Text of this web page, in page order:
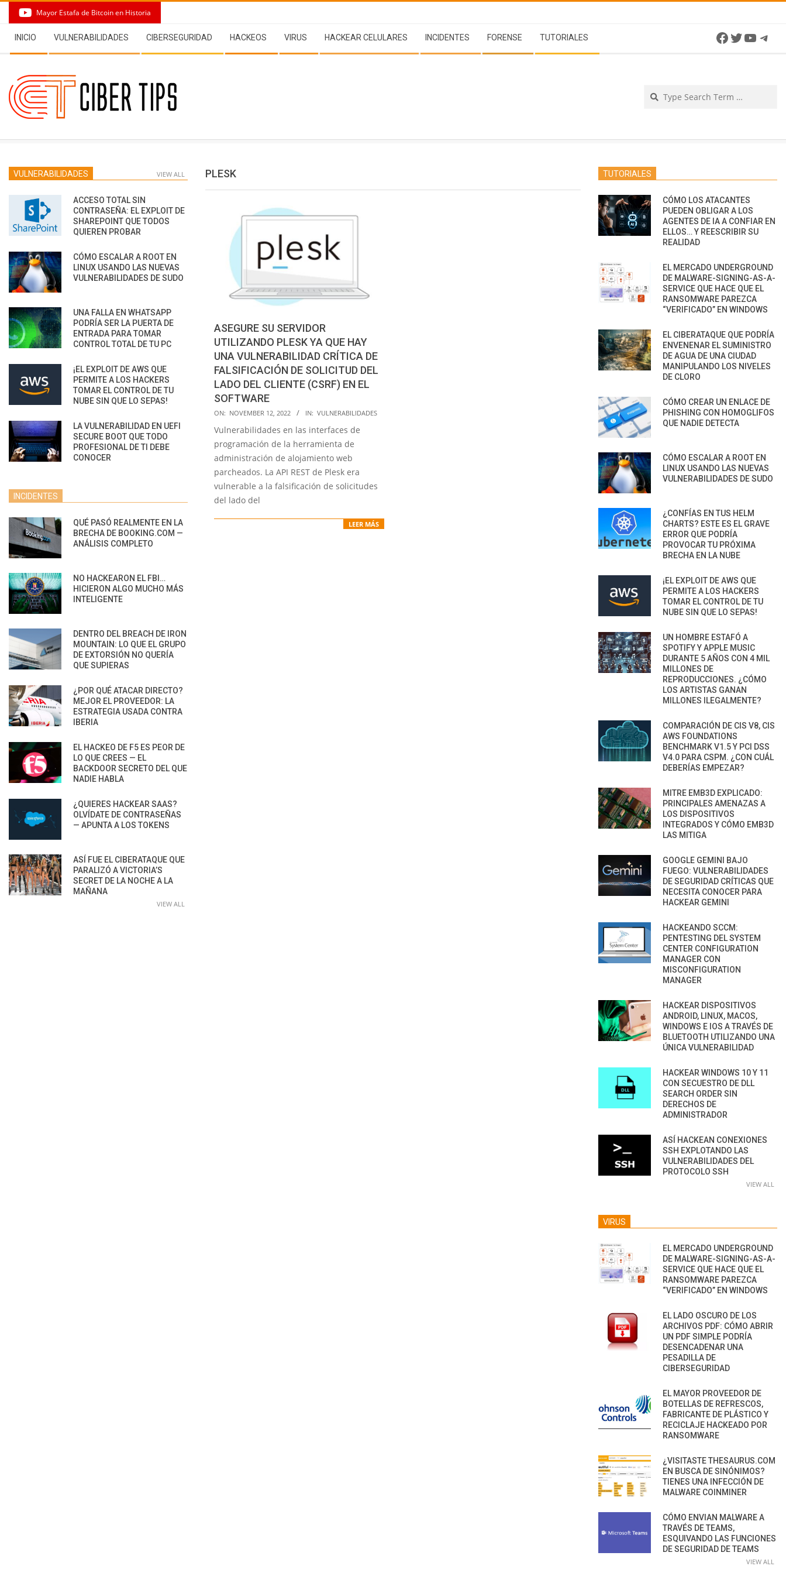
content
Mayor Estafa de Bitcoin en Historia
Navigation
Menu
INICIO VULNERABILIDADES CIBERSEGURIDAD HACKEOS VIRUS HACKEAR CELULARES INCIDENTES FORENSE TUTORIALES Facebook
Twitter
PLESK
ASEGURE SU SERVIDOR
UTILIZANDO PLESK YA QUE HAY
UNA VULNERABILIDAD CRÍTICA DE
FALSIFICACIÓN DE SOLICITUD DEL
LADO DEL CLIENTE (CSRF) EN EL
SOFTWARE
2022-
11-
ON: NOVEMBER 12, 2022 IN: VULNERABILIDADES
Vulnerabilidades en las interfaces de
programación de la herramienta de
administración de alojamiento web
parcheados. La API REST de Plesk era
vulnerable a la falsificación de solicitudes
del lado del
LEER MÁS
VULNERABILIDADES VIEW ALL
ACCESO TOTAL SIN
CONTRASEÑA: EL EXPLOIT DE
SHAREPOINT QUE TODOS
QUIEREN PROBAR
CÓMO ESCALAR A ROOT EN
LINUX USANDO LAS NUEVAS
VULNERABILIDADES DE SUDO
UNA FALLA EN WHATSAPP
PODRÍA SER LA PUERTA DE
ENTRADA PARA TOMAR
CONTROL TOTAL DE TU PC
¡EL EXPLOIT DE AWS QUE
PERMITE A LOS HACKERS
TOMAR EL CONTROL DE TU
NUBE SIN QUE LO SEPAS!
LA VULNERABILIDAD EN UEFI
SECURE BOOT QUE TODO
PROFESIONAL DE TI DEBE
CONOCER
INCIDENTES
QUÉ PASÓ REALMENTE EN LA
BRECHA DE BOOKING.COM —
ANÁLISIS COMPLETO
NO HACKEARON EL FBI…
HICIERON ALGO MUCHO MÁS
INTELIGENTE
DENTRO DEL BREACH DE IRON
MOUNTAIN: LO QUE EL GRUPO
DE EXTORSIÓN NO QUERÍA
QUE SUPIERAS
¿POR QUÉ ATACAR DIRECTO?
MEJOR EL PROVEEDOR: LA
ESTRATEGIA USADA CONTRA
IBERIA
EL HACKEO DE F5 ES PEOR DE
LO QUE CREES — EL
BACKDOOR SECRETO DEL QUE
NADIE HABLA
¿QUIERES HACKEAR SAAS?
OLVÍDATE DE CONTRASEÑAS
— APUNTA A LOS TOKENS
ASÍ FUE EL CIBERATAQUE QUE
PARALIZÓ A VICTORIA’S
SECRET DE LA NOCHE A LA
MAÑANA
VIEW ALL
TUTORIALES
CÓMO LOS ATACANTES
PUEDEN OBLIGAR A LOS
AGENTES DE IA A CONFIAR EN
ELLOS… Y REESCRIBIR SU
REALIDAD
EL MERCADO UNDERGROUND
DE MALWARE-SIGNING-AS-A-
SERVICE QUE HACE QUE EL
RANSOMWARE PAREZCA
“VERIFICADO” EN WINDOWS
EL CIBERATAQUE QUE PODRÍA
ENVENENAR EL SUMINISTRO
DE AGUA DE UNA CIUDAD
MANIPULANDO LOS NIVELES
DE CLORO
CÓMO CREAR UN ENLACE DE
PHISHING CON HOMOGLIFOS
QUE NADIE DETECTA
CÓMO ESCALAR A ROOT EN
LINUX USANDO LAS NUEVAS
VULNERABILIDADES DE SUDO
¿CONFÍAS EN TUS HELM
CHARTS? ESTE ES EL GRAVE
ERROR QUE PODRÍA
PROVOCAR TU PRÓXIMA
BRECHA EN LA NUBE
¡EL EXPLOIT DE AWS QUE
PERMITE A LOS HACKERS
TOMAR EL CONTROL DE TU
NUBE SIN QUE LO SEPAS!
UN HOMBRE ESTAFÓ A
SPOTIFY Y APPLE MUSIC
DURANTE 5 AÑOS CON 4 MIL
MILLONES DE
REPRODUCCIONES. ¿CÓMO
LOS ARTISTAS GANAN
MILLONES ILEGALMENTE?
COMPARACIÓN DE CIS V8, CIS
AWS FOUNDATIONS
BENCHMARK V1.5 Y PCI DSS
V4.0 PARA CSPM. ¿CON CUÁL
DEBERÍAS EMPEZAR?
MITRE EMB3D EXPLICADO:
PRINCIPALES AMENAZAS A
LOS DISPOSITIVOS
INTEGRADOS Y CÓMO EMB3D
LAS MITIGA
GOOGLE GEMINI BAJO
FUEGO: VULNERABILIDADES
DE SEGURIDAD CRÍTICAS QUE
NECESITA CONOCER PARA
HACKEAR GEMINI
HACKEANDO SCCM:
PENTESTING DEL SYSTEM
CENTER CONFIGURATION
MANAGER CON
MISCONFIGURATION
MANAGER
HACKEAR DISPOSITIVOS
ANDROID, LINUX, MACOS,
WINDOWS E IOS A TRAVÉS DE
BLUETOOTH UTILIZANDO UNA
ÚNICA VULNERABILIDAD
HACKEAR WINDOWS 10 Y 11
CON SECUESTRO DE DLL
SEARCH ORDER SIN
DERECHOS DE
ADMINISTRADOR
ASÍ HACKEAN CONEXIONES
SSH EXPLOTANDO LAS
VULNERABILIDADES DEL
PROTOCOLO SSH
VIEW ALL
VIRUS
EL MERCADO UNDERGROUND
DE MALWARE-SIGNING-AS-A-
SERVICE QUE HACE QUE EL
RANSOMWARE PAREZCA
“VERIFICADO” EN WINDOWS
EL LADO OSCURO DE LOS
ARCHIVOS PDF: CÓMO ABRIR
UN PDF SIMPLE PODRÍA
DESENCADENAR UNA
PESADILLA DE
CIBERSEGURIDAD
EL MAYOR PROVEEDOR DE
BOTELLAS DE REFRESCOS,
FABRICANTE DE PLÁSTICO Y
RECICLAJE HACKEADO POR
RANSOMWARE
¿VISITASTE THESAURUS.COM
EN BUSCA DE SINÓNIMOS?
TIENES UNA INFECCIÓN DE
MALWARE COINMINER
CÓMO ENVIAN MALWARE A
TRAVÉS DE TEAMS,
ESQUIVANDO LAS FUNCIONES
DE SEGURIDAD DE TEAMS
VIEW ALL